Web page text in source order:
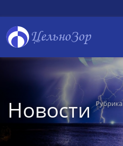
ЦельноЗор
НовостиРубрика